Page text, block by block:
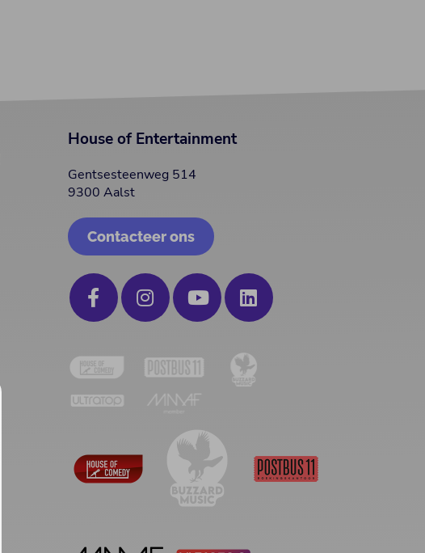
House of Entertainment
Gentsesteenweg 514
9300 Aalst
Contacteer ons